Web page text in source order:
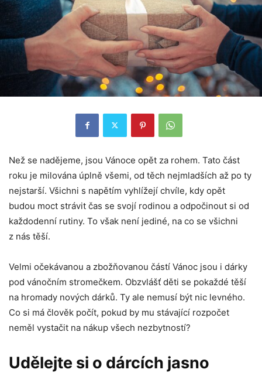
Než se nadějeme, jsou Vánoce opět za rohem. Tato část
roku je milována úplně všemi, od těch nejmladších až po ty
nejstarší. Všichni s napětím vyhlížejí chvíle, kdy opět
budou moct strávit čas se svojí rodinou a odpočinout si od
každodenní rutiny. To však není jediné, na co se všichni
z nás těší.
Velmi očekávanou a zbožňovanou částí Vánoc jsou i dárky
pod vánočním stromečkem. Obzvlášť děti se pokaždé těší
na hromady nových dárků. Ty ale nemusí být nic levného.
Co si má člověk počít, pokud by mu stávající rozpočet
neměl vystačit na nákup všech nezbytností?
Udělejte si o dárcích jasno